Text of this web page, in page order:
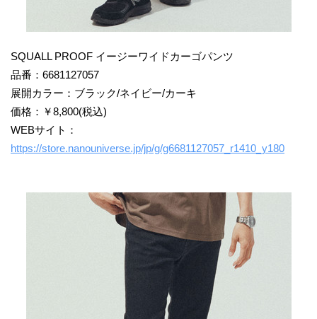
SQUALL PROOF イージーワイドカーゴパンツ
品番：6681127057
展開カラー：ブラック/ネイビー/カーキ
価格：￥8,800(税込)
WEBサイト：
https://store.nanouniverse.jp/jp/g/g6681127057_r1410_y180